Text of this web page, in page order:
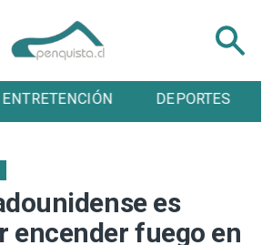
ENTRETENCIÓN DEPORTES
es
encender fuego en